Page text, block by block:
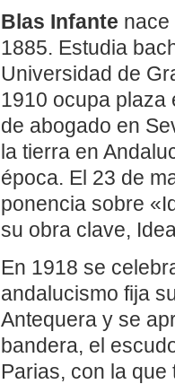
Blas Infante nace
1885. Estudia
Universidad de
1910 ocupa plaza
de abogado en
la tierra en
época. El 23 de
ponencia sobre
su obra clave,
En 1918 se
andalucismo fija
Antequera y se
bandera, el
Parias, con la